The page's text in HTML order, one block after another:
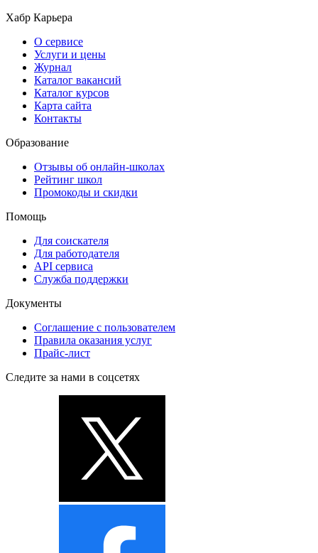
Хабр Карьера
О сервисе
Услуги и цены
Журнал
Каталог вакансий
Каталог курсов
Карта сайта
Контакты
Образование
Отзывы об онлайн-школах
Рейтинг школ
Промокоды и скидки
Помощь
Для соискателя
Для работодателя
API сервиса
Служба поддержки
Документы
Соглашение с пользователем
Правила оказания услуг
Прайс-лист
Следите за нами в соцсетях